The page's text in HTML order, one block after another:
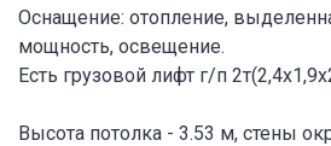
Оснащение: отопление,
мощность, освещение.
Есть грузовой лифт г/п
Высота потолка - 3.53 м, стены